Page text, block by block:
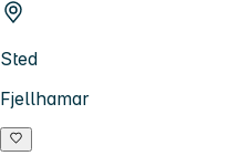
Sted
Fjellhamar